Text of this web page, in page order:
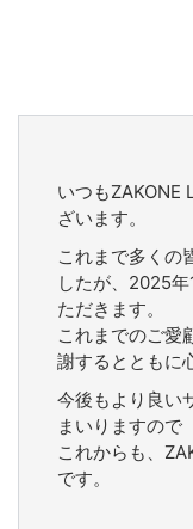
いつもZAKONE
ざいます。
これまで多くの
したが、2025
ただきます。
これまでのご愛
謝するとともに
今後もより良い
まいりますので
これからも、
です。